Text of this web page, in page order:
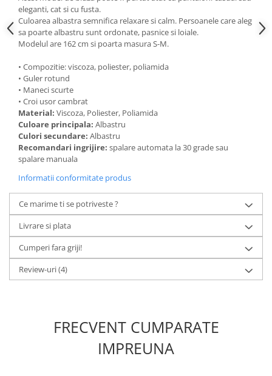
eleganti, cat si cu fusta.
Culoarea albastra semnifica relaxare si calm. Persoanele care aleg
sa poarte albastru sunt ordonate, pasnice si loiale.
Modelul are 162 cm si poarta masura S-M.
• Compozitie: viscoza, poliester, poliamida
• Guler rotund
• Maneci scurte
• Croi usor cambrat
Material: Viscoza, Poliester, Poliamida
Culoare principala: Albastru
Culori secundare: Albastru
Recomandari ingrijire: spalare automata la 30 grade sau
spalare manuala
Informatii conformitate produs
Ce marime ti se potriveste ?
Livrare si plata
Cumperi fara griji!
Review-uri(4)
FRECVENT CUMPARATE
IMPREUNA